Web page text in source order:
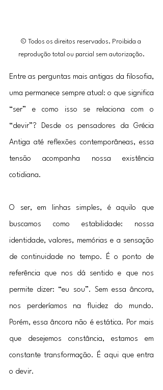
© Todos os direitos reservados. Proibida a
reprodução total ou parcial sem autorização.
Entre as perguntas mais antigas da filosofia,
uma permanece sempre atual: o que significa
“ser” e como isso se relaciona com o
“devir”? Desde os pensadores da Grécia
Antiga até reflexões contemporâneas, essa
tensão acompanha nossa existência
cotidiana.
O ser, em linhas simples, é aquilo que
buscamos como estabilidade: nossa
identidade, valores, memórias e a sensação
de continuidade no tempo. É o ponto de
referência que nos dá sentido e que nos
permite dizer: “eu sou”. Sem essa âncora,
nos perderíamos na fluidez do mundo.
Porém, essa âncora não é estática. Por mais
que desejemos constância, estamos em
constante transformação. É aqui que entra
o devir.